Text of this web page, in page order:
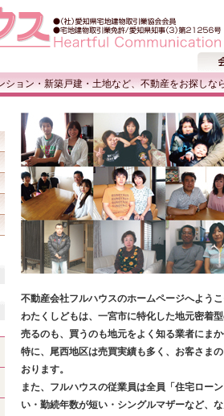
ション・新築戸建・土地など、不動産をお探しな
不動産会社フルハウスのホームページへようこ
わたくしどもは、一宮市に特化した地元密着型
売るのも、買うのも地元をよく知る業者にま
特に、尾西地区は売買実績も多く、お客さま
おります。
また、フルハウスの従業員は全員「住宅ロー
い・勤続年数が短い・シングルマザーなど、